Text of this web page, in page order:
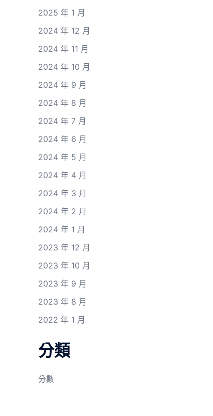
2025 年 1 月
2024 年 12 月
2024 年 11 月
2024 年 10 月
2024 年 9 月
2024 年 8 月
2024 年 7 月
2024 年 6 月
2024 年 5 月
2024 年 4 月
2024 年 3 月
2024 年 2 月
2024 年 1 月
2023 年 12 月
2023 年 10 月
2023 年 9 月
2023 年 8 月
2022 年 1 月
分類
分數